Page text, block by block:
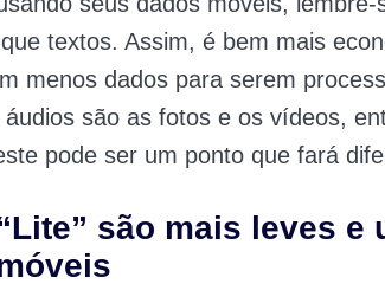
textos. Assim, é bem mais
menos dados para serem
são as fotos e os vídeos,
pode ser um ponto que fará
são mais leves e